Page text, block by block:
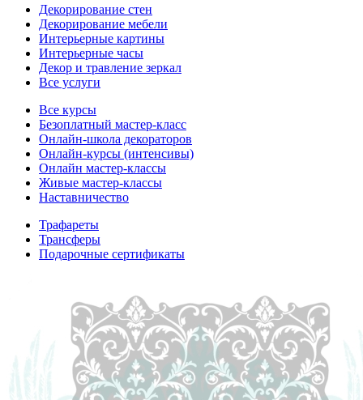
Декорирование стен
Декорирование мебели
Интерьерные картины
Интерьерные часы
Декор и травление зеркал
Все услуги
Все курсы
Безоплатный мастер-класс
Онлайн-школа декораторов
Онлайн-курсы (интенсивы)
Онлайн мастер-классы
Живые мастер-классы
Наставничество
Трафареты
Трансферы
Подарочные сертификаты